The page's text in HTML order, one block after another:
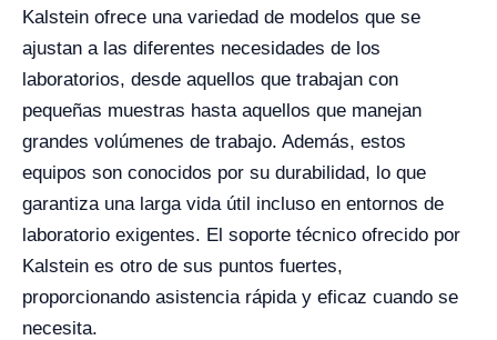
Kalstein ofrece una variedad de modelos que se
ajustan a las diferentes necesidades de los
laboratorios, desde aquellos que trabajan con
pequeñas muestras hasta aquellos que manejan
grandes volúmenes de trabajo. Además, estos
equipos son conocidos por su durabilidad, lo que
garantiza una larga vida útil incluso en entornos de
laboratorio exigentes. El soporte técnico ofrecido por
Kalstein es otro de sus puntos fuertes,
proporcionando asistencia rápida y eficaz cuando se
necesita.